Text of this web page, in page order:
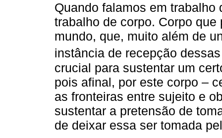
Quando falamos em
trabalho de corpo. Corpo
mundo, que, muito além de
instância de recepção
crucial para sustentar um
pois afinal, por este corpo –
as fronteiras entre sujeito e
sustentar a pretensão de
de deixar essa ser tomada